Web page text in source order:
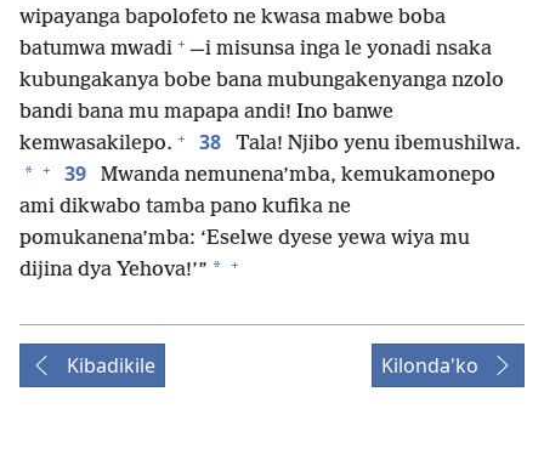
wipayanga bapolofeto ne kwasa mabwe boba
batumwa mwadi + —i misunsa inga le yonadi nsaka
kubungakanya bobe bana mubungakenyanga nzolo
bandi bana mu mapapa andi! Ino banwe
kemwasakilepo. + 38 Tala! Njibo yenu ibemushilwa.
* + 39
Mwanda nemunena’mba, kemukamonepo
ami dikwabo tamba pano kufika ne
pomukanena’mba: ‘Eselwe dyese yewa wiya mu
dijina dya Yehova!’” * +
Kibadikile Kilonda'ko